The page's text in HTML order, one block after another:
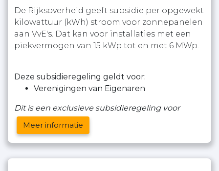
De Rijksoverheid geeft subsidie per opgewekt
kilowattuur (kWh) stroom voor zonnepanelen
aan VvE's. Dat kan voor installaties met een
piekvermogen van 15 kWp tot en met 6 MWp.
Deze subsidieregeling geldt voor:
Verenigingen van Eigenaren
Dit is een exclusieve subsidieregeling voor
Meer informatie